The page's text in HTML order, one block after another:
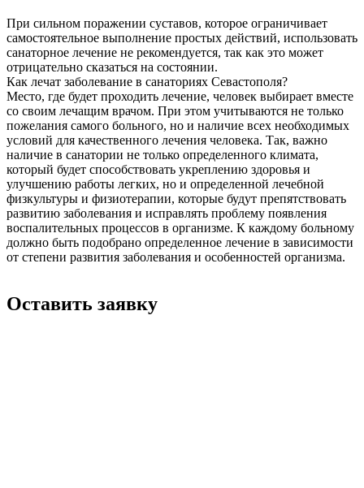
При сильном поражении суставов, которое ограничивает
самостоятельное выполнение простых действий, использовать
санаторное лечение не рекомендуется, так как это может
отрицательно сказаться на состоянии.
Как лечат заболевание в санаториях Севастополя?
Место, где будет проходить лечение, человек выбирает вместе
со своим лечащим врачом. При этом учитываются не только
пожелания самого больного, но и наличие всех необходимых
условий для качественного лечения человека. Так, важно
наличие в санатории не только определенного климата,
который будет способствовать укреплению здоровья и
улучшению работы легких, но и определенной лечебной
физкультуры и физиотерапии, которые будут препятствовать
развитию заболевания и исправлять проблему появления
воспалительных процессов в организме. К каждому больному
должно быть подобрано определенное лечение в зависимости
от степени развития заболевания и особенностей организма.
Оставить заявку